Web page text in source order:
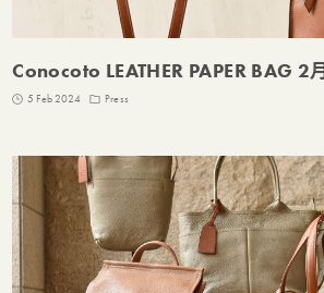
Conocoto LEATHER PAPER BAG 2
5 Feb 2024 Press